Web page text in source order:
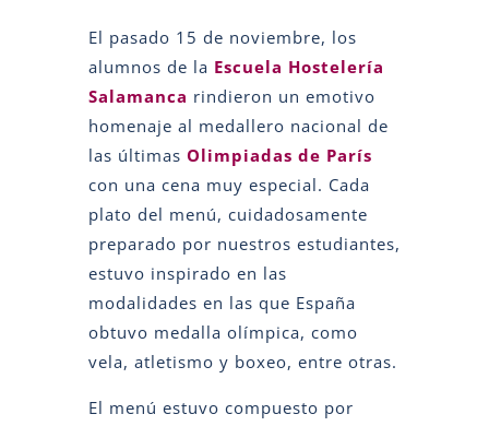
El pasado 15 de noviembre, los
alumnos de la Escuela Hostelería
Salamanca rindieron un emotivo
homenaje al medallero nacional de
las últimas Olimpiadas de París
con una cena muy especial. Cada
plato del menú, cuidadosamente
preparado por nuestros estudiantes,
estuvo inspirado en las
modalidades en las que España
obtuvo medalla olímpica, como
vela, atletismo y boxeo, entre otras.
El menú estuvo compuesto por